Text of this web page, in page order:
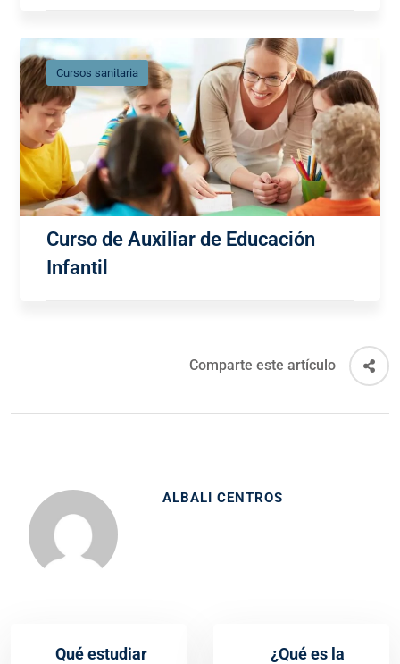
Cursos sanitaria
Curso de Auxiliar de Educación
Infantil
Comparte este artículo
ALBALI CENTROS
Qué estudiar
¿Qué es la